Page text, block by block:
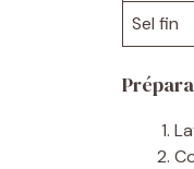
Sel fin